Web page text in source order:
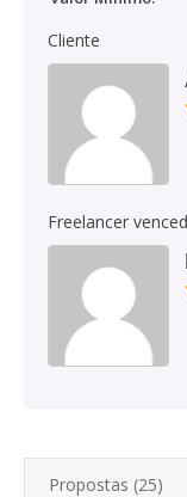
Cliente
Freelancer
Propostas (25)